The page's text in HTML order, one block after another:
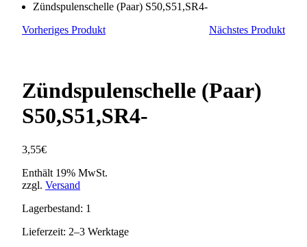
Zündspulenschelle (Paar) S50,S51,SR4-
Vorheriges Produkt
Nächstes Produkt
Zündspulenschelle (Paar)
S50,S51,SR4-
3,55€
Enthält 19% MwSt.
zzgl. Versand
Lagerbestand: 1
Lieferzeit: 2–3 Werktage